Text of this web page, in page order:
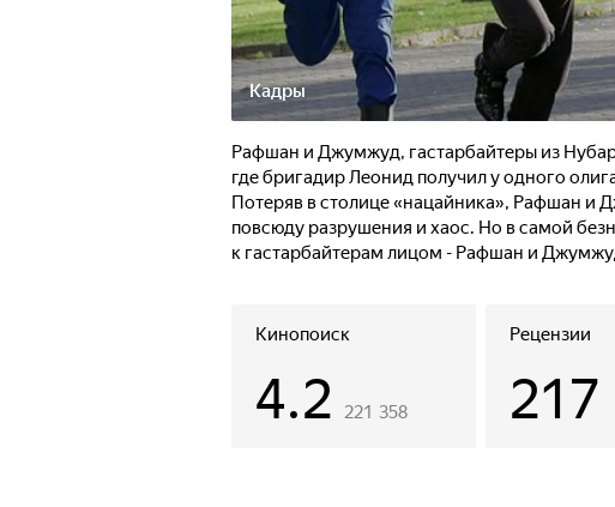
Кадры
Рафшан и Джумжуд, гастарбайтеры из
где бригадир Леонид получил у одного
Потеряв в столице «нацайника», Рафшан и
повсюду разрушения и хаос. Но в самой
к гастарбайтерам лицом - Рафшан и
Кинопоиск
4.2 221 358
Рецензии
217